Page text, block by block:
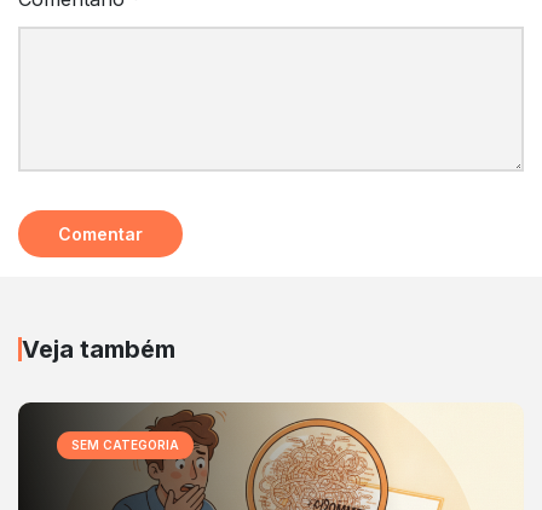
Veja também
SEM CATEGORIA